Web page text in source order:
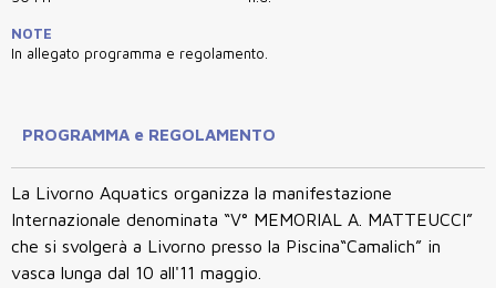
NOTE
In allegato programma e regolamento.
PROGRAMMA e REGOLAMENTO
La Livorno Aquatics organizza la manifestazione
Internazionale denominata “V° MEMORIAL A. MATTEUCCI”
che si svolgerà a Livorno presso la Piscina“Camalich” in
vasca lunga dal 10 all'11 maggio.